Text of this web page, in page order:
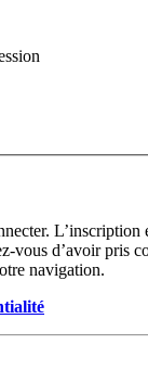
vous d’avoir pris
navigation.